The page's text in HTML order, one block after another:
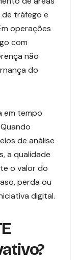
de tráfego e
operações
com
não
do
em tempo
de análise
a qualidade
o valor do
perda ou
digital.